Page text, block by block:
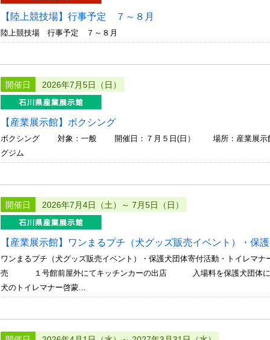
【陸上競技場】行事予定 ７～８月
陸上競技場 行事予定 ７～８月
開催日 2026年7月5日（日）
【産業展示館】ボクシング
ボクシング 対象：一般 開催日：７月５日(日） 場所：産業展示
グジム
開催日 2026年7月4日（土）～ 7月5日（日）
【産業展示館】ワンまるプチ（犬グッズ販売イベント）・保
ワンまるプチ（犬グッズ販売イベント）・保護犬団体寄付活動・トイレ
売 １号館前屋外にてキッチンカーの出店 入場料を保護犬団体に
犬のトイレマナー啓蒙...